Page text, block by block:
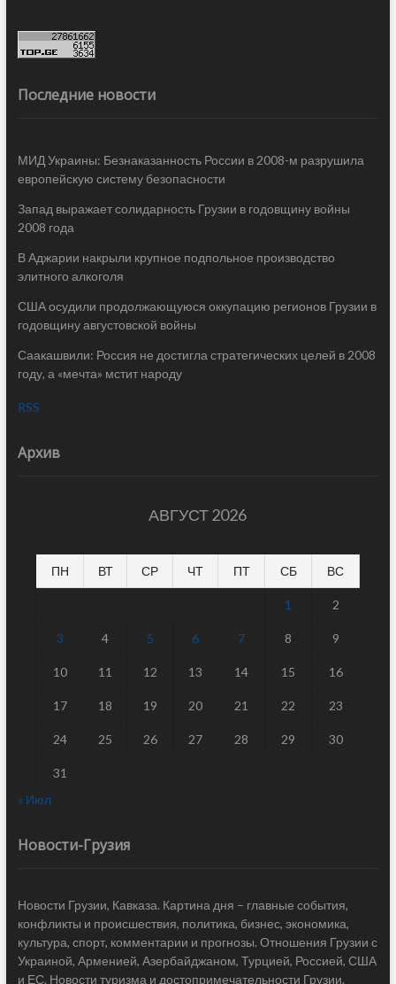
Последние новости
МИД Украины: Безнаказанность России в 2008-м разрушила
европейскую систему безопасности
Запад выражает солидарность Грузии в годовщину войны
2008 года
В Аджарии накрыли крупное подпольное производство
элитного алкоголя
США осудили продолжающуюся оккупацию регионов Грузии в
годовщину августовской войны
Саакашвили: Россия не достигла стратегических целей в 2008
году, а «мечта» мстит народу
RSS
Архив
АВГУСТ 2026
ПН ВТ СР ЧТ ПТ СБ ВС
1 2
3 4 5 6 7 8 9
10 11 12 13 14 15 16
17 18 19 20 21 22 23
24 25 26 27 28 29 30
31
« Июл
Новости-Грузия
Новости Грузии, Кавказа. Картина дня – главные события,
конфликты и происшествия, политика, бизнес, экономика,
культура, спорт, комментарии и прогнозы. Отношения Грузии с
Украиной, Арменией, Азербайджаном, Турцией, Россией, США
и ЕС. Новости туризма и достопримечательности Грузии.